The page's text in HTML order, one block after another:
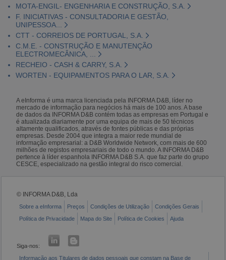
MOTA-ENGIL- ENGENHARIA E CONSTRUÇÃO, S.A.
F. INICIATIVAS - CONSULTADORIA E GESTÃO,
UNIPESSOA...
CTT - CORREIOS DE PORTUGAL, S.A.
C.M.E. - CONSTRUÇÃO E MANUTENÇÃO
ELECTROMECÂNICA, ...
RECHEIO - CASH & CARRY, S.A.
WORTEN - EQUIPAMENTOS PARA O LAR, S.A.
A eInforma é uma marca licenciada pela INFORMA D&B, líder no
mercado de informação para negócios há mais de 100 anos. A base
de dados da INFORMA D&B contém todas as empresas em Portugal e
é atualizada diariamente por uma equipa de mais de 50 técnicos
altamente qualificados, através de fontes públicas e das próprias
empresas. Desde 2004 que integra a maior rede mundial de
informação empresarial: a D&B Worldwide Network, com mais de 600
milhões de registos empresariais de todo o mundo. A INFORMA D&B
pertence à líder espanhola INFORMA D&B S.A. que faz parte do grupo
CESCE, especializado na gestão integral do risco comercial.
© INFORMA D&B, Lda
Sobre a eInforma Preços Condições de Utilização
Condições Gerais
Política de Privacidade
Mapa do Site Política de Cookies Ajuda
Siga-nos:
Informação aos Titulares de dados pessoais que constam na Base de